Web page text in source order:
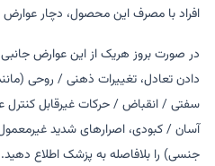
افراد با مصرف این محصول، دچار
در صورت بروز هریک از این عوارض
دادن تعادل، تغییرات ذهنی / روحی
سفتی / انقباض / حرکات غیرقابل کنترل
آسان / کبودی، اصرارهای شدید غیرمعمول
جنسی) را بلافاصله به پزشک اطلاع دهید.